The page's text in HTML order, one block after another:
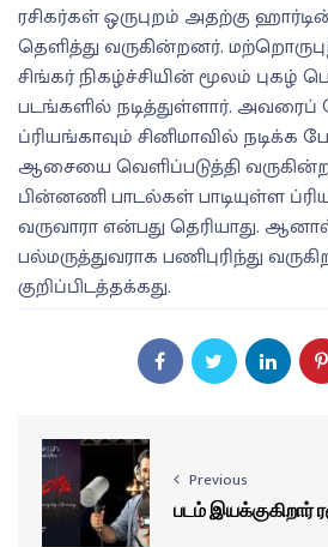
ரசிகர்கள் ஒருபுறம் அதற்கு
தெளித்து வருகின்றனர்.
சிங்கர் நிகழ்ச்சியின் மூலம் புகழ்
படங்களில் நடித்துள்ளார்.
ப்ரியங்காவும் சினிமாவில்
ஆசையை வெளிப்படுத்தி
பின்னணி பாடல்கள் பாடியுள்ள
வருவாரா என்பது தெரியாது.
பல்மருத்துவராக பணிபுரிந்து
குறிப்பிடத்தக்கது.
Previous
படம் இயக்குகிறார்